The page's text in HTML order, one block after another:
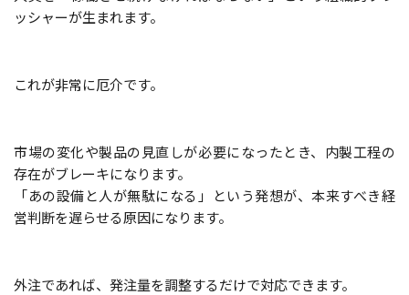
ッシャーが生まれます。
これが非常に厄介です。
市場の変化や製品の見直しが必要になったとき、内製工程の
存在がブレーキになります。
「あの設備と人が無駄になる」という発想が、本来すべき経
営判断を遅らせる原因になります。
外注であれば、発注量を調整するだけで対応できます。